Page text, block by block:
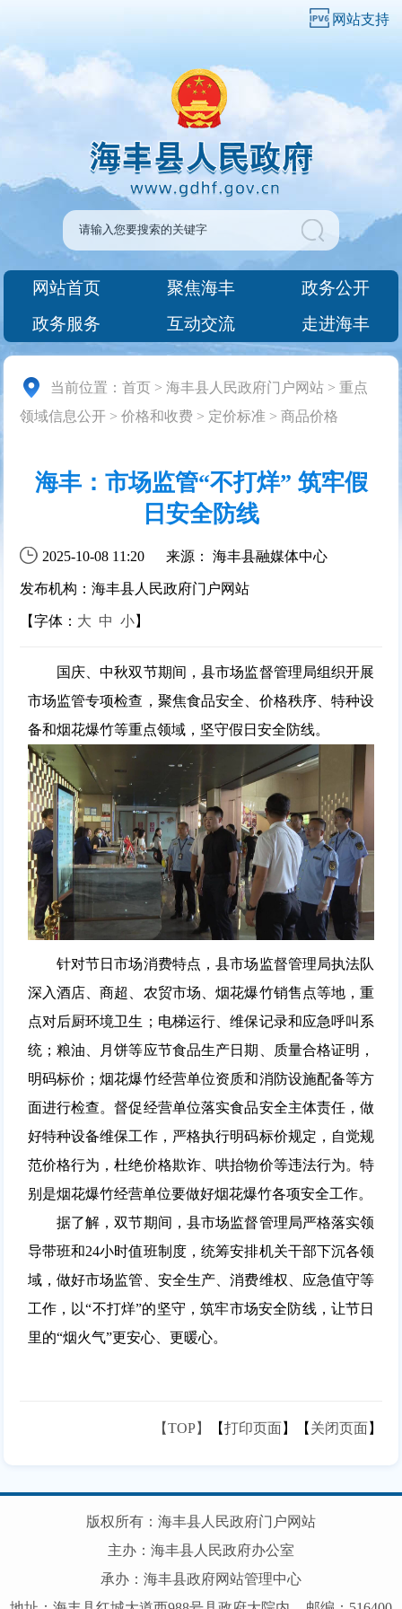
网站支持
网站首页 聚焦海丰
政务公开
政务服务
互动交流 走进海丰
当前位置：首页 >海丰县人民政府门户网站 >重点
领域信息公开 >价格和收费 > 定价标准 >商品价格
海丰：市场监管“不打烊” 筑牢假
日安全防线
2025-10-08 11:20 来源： 海丰县融媒体中心
发布机构：海丰县人民政府门户网站
【字体： 大 中 小】
国庆、中秋双节期间，县市场监督管理局组织开展
市场监管专项检查，聚焦食品安全、价格秩序、特种设
备和烟花爆竹等重点领域，坚守假日安全防线。
针对节日市场消费特点，县市场监督管理局执法队
深入酒店、商超、农贸市场、烟花爆竹销售点等地，重
点对后厨环境卫生；电梯运行、维保记录和应急呼叫系
统；粮油、月饼等应节食品生产日期、质量合格证明，
明码标价；烟花爆竹经营单位资质和消防设施配备等方
面进行检查。督促经营单位落实食品安全主体责任，做
好特种设备维保工作，严格执行明码标价规定，自觉规
范价格行为，杜绝价格欺诈、哄抬物价等违法行为。特
别是烟花爆竹经营单位要做好烟花爆竹各项安全工作。
据了解，双节期间，县市场监督管理局严格落实领
导带班和24小时值班制度，统筹安排机关干部下沉各领
域，做好市场监管、安全生产、消费维权、应急值守等
工作，以“不打烊”的坚守，筑牢市场安全防线，让节日
里的“烟火气”更安心、更暖心。
【TOP】 【打印页面】【 关闭页面】
版权所有：海丰县人民政府门户网站
主办：海丰县人民政府办公室
承办：海丰县政府网站管理中心